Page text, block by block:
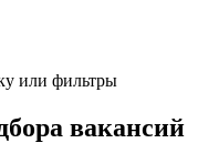
или фильтры
вакансий